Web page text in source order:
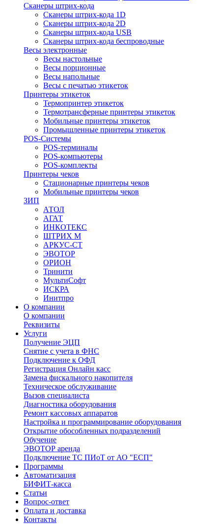
Сканеры штрих-кода
Сканеры штрих-кода 1D
Сканеры штрих-кода 2D
Сканеры штрих-кода USB
Сканеры штрих-кода беспроводные
Весы электронные
Весы настольные
Весы порционные
Весы напольные
Весы с печатью этикеток
Принтеры этикеток
Термопринтер этикеток
Термотрансферные принтеры этикеток
Мобильные принтеры этикеток
Промышленные принтеры этикеток
POS-Системы
POS-терминалы
POS-компьютеры
POS-комплекты
Принтеры чеков
Стационарные принтеры чеков
Мобильные принтеры чеков
ЗИП
АТОЛ
АГАТ
ИНКОТЕКС
ШТРИХ М
АРКУС-СТ
ЭВОТОР
ОРИОН
Тринити
МультиСофт
ИСКРА
Инитпро
О компании
О компании
Реквизиты
Услуги
Получение ЭЦП
Снятие с учета в ФНС
Подключение к ОФД
Регистрация Онлайн касс
Замена фискального накопителя
Техническое обслуживание
Вызов специалиста
Диагностика оборудования
Ремонт кассовых аппаратов
Настройка и программирование оборудования
Открытие обособленных подразделений
Обучение
ЭВОТОР аренда
Подключение ТС ПИоТ от АО "ЕСП"
Программы
Автоматизация
БИФИТ-касса
Статьи
Вопрос-ответ
Оплата и доставка
Контакты